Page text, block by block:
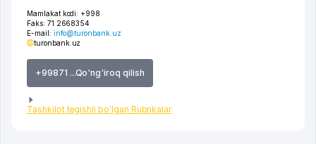
Mamlakat kodi: +998
Faks: 71 2668354
E-mail: info@turonbank.uz
turonbank.uz
+99871 ...Qo'ng'iroq qilish
Tashkilot tegishli bo'lgan Rubrikalar